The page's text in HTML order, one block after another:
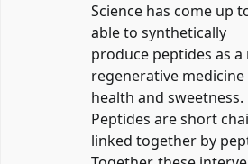
Science has come up
able to synthetically
produce peptides as
regenerative
health and sweetness.
Peptides are short
linked together by